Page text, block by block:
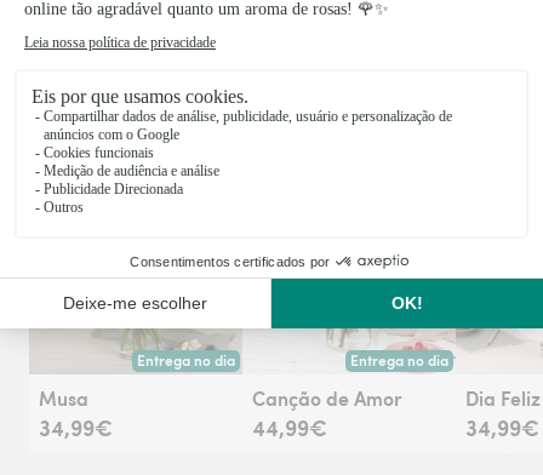
Também vais gostar
Descobre mais ideias para agradar
Entrega no dia
Entrega hoje ou na data à tua escolha.
Musa
34,99€
Entrega no dia
Entrega hoje ou na data à
Canção de Amor
44,99€
Dia Feliz
34,99€